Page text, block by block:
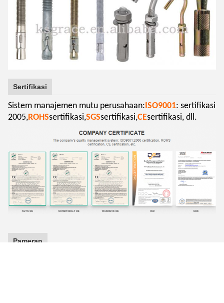
Sertifikasi
Sistem manajemen mutu perusahaan:ISO9001: sertifikasi
2005,ROHSsertifikasi,SGSsertifikasi,CEsertifikasi, dll.
Pameran